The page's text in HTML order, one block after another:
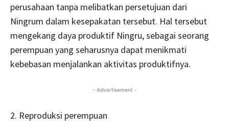
perusahaan tanpa melibatkan persetujuan dari
Ningrum dalam kesepakatan tersebut. Hal tersebut
mengekang daya produktif Ningru, sebagai seorang
perempuan yang seharusnya dapat menikmati
kebebasan menjalankan aktivitas produktifnya.
- Advertisement -
2. Reproduksi perempuan